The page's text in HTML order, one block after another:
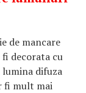
de mancare
fi decorata cu
difuza
fi mult mai